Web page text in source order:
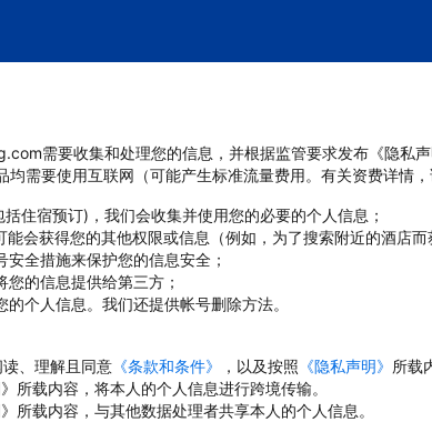
需要收集和处理您的信息，并根据监管要求发布《隐私
均需要使用互联网（可能产生标准流量费用。有关资费详情
住宿预订)，我们会收集并使用您的必要的个人信息；
会获得您的其他权限或信息（例如，为了搜索附近的酒店
全措施来保护您的信息安全；
的信息提供给第三方；
个人信息。我们还提供帐号删除方法。
、理解且同意 《条款和条件》 ，以及按照 《隐私声明》 所载
所载内容，将本人的个人信息进行跨境传输。
所载内容，与其他数据处理者共享本人的个人信息。